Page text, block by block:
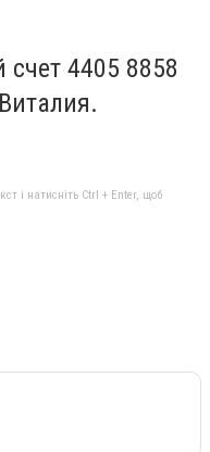
счет 4405 8858
і натисніть Ctrl + Enter, щоб